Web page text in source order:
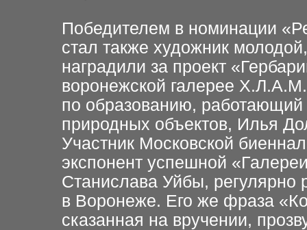
Победителем в номинации
стал также художник молодой,
наградили за проект
воронежской галерее
по образованию, работающий
природных объектов, Илья
Участник Московской
экспонент успешной
Станислава Уйбы, регулярно
в Воронеже. Его же фраза
сказанная на вручении,